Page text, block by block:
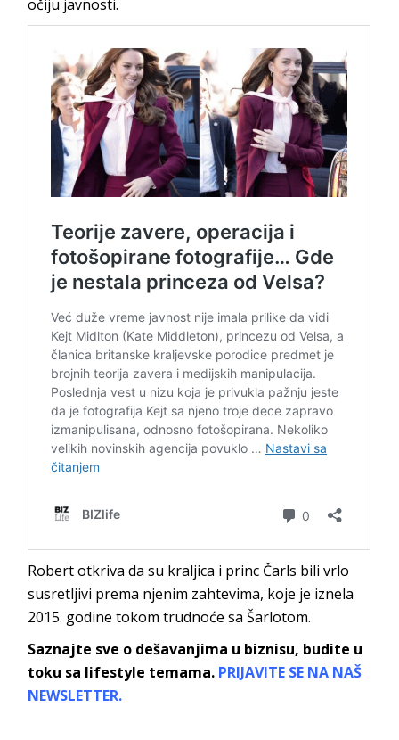
očiju javnosti.
Robert otkriva da su kraljica i princ Čarls bili vrlo
susretljivi prema njenim zahtevima, koje je iznela
2015. godine tokom trudnoće sa Šarlotom.
Saznajte sve o dešavanjima u biznisu, budite u
toku sa lifestyle temama. PRIJAVITE SE NA NAŠ
NEWSLETTER.